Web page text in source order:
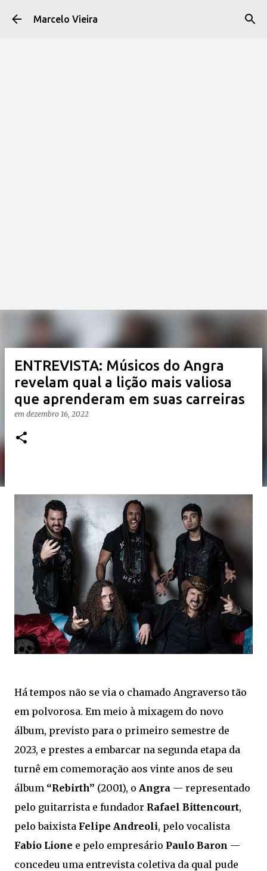
Pular para o conteúdo principal
Marcelo Vieira
ENTREVISTA: Músicos do Angra
revelam qual a lição mais valiosa
que aprenderam em suas carreiras
em dezembro 16, 2022
Há tempos não se via o chamado Angraverso tão
em polvorosa. Em meio à mixagem do novo
álbum, previsto para o primeiro semestre de
2023, e prestes a embarcar na segunda etapa da
turnê em comemoração aos vinte anos de seu
álbum “Rebirth” (2001), o Angra — representado
pelo guitarrista e fundador Rafael Bittencourt,
pelo baixista Felipe Andreoli, pelo vocalista
Fabio Lione e pelo empresário Paulo Baron —
concedeu uma entrevista coletiva da qual pude